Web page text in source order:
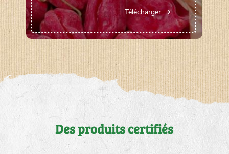
Télécharger
Des produits certifiés